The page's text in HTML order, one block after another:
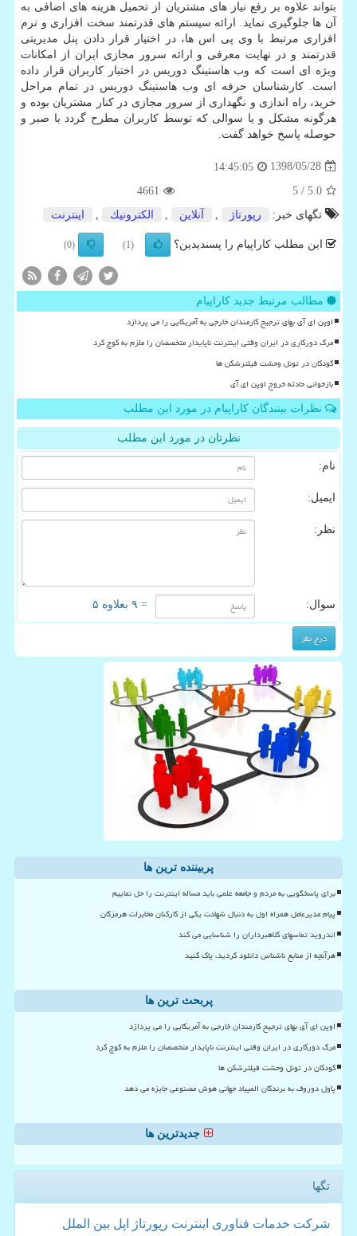
بتواند علاوه بر رفع نیاز های مشتریان از تحمیل هزینه های اضافی به
آن ها جلوگیری نماید. ارائه سیستم های قدرتمند سخت افزاری و نرم
افزاری مرتبط با وی پی اس ها، در اختیار قرار دادن پنل مدیریتی
قدرتمند و در نهایت معرفی و ارائه سرور مجازی ایران از امکانات
ویژه ای است که وب هاستینگ دوریس در اختیار کاربران قرار داده
است. کارشناسان حرفه ای وب هاستینگ دوریس در تمام مراحل
خرید، راه اندازی و نگهداری از سرور مجازی در کنار مشتریان بوده و
هرگونه مشکل و یا سوالی که توسط کاربران مطرح گردد با صبر و
حوصله پاسخ خواهد گفت.
1398/05/28
14:45:05
5.0
/ 5
4661
تگهای خبر:
رپورتاژ آنلاین الكترونیك اینترنت
این مطلب کاراپیام را پسندیدین؟ (1)
(0)
مطالب مرتبط جدید کاراپیام
اوپن ای آی بهای ترجیح کارمندان خارجی به آمریکایی را می پردازد
مرگ دورکاری در ایران وقتی اینترنت ناپایدار متخصصان را ملزم به کوچ کرد
کودکان در تونل وحشت فیلترشکن ها
بازخوانی حادثه خروج اوپن ای آی
نظرات بینندگان کاراپیام در مورد این مطلب
نظرتان در مورد این مطلب
نام:
ایمیل:
نظر:
سوال: = ۹ بعلاوه ۵
پربیننده ترین ها
برای پاسخگویی به مردم و جامعه علمی باید مساله اینترنت را حل نماییم
پیام مدیرعامل همراه اول به دنبال شهادت یکی از کارکنان مخابرات هرمزگان
اندروید تماسهای کلاهبرداران را شناسایی می کند
هرآنچه از منابع ناشناس دانلود کردید، پاک کنید
پربحث ترین ها
اوپن ای آی بهای ترجیح کارمندان خارجی به آمریکایی را می پردازد
مرگ دورکاری در ایران وقتی اینترنت ناپایدار متخصصان را ملزم به کوچ کرد
کودکان در تونل وحشت فیلترشکن ها
پاول دوروف به برندگان المپیاد جهانی هوش مصنوعی جایزه می دهد
جدیدترین ها
تگها
شركت خدمات فناوری اینترنت رپورتاژ اپل بین الملل